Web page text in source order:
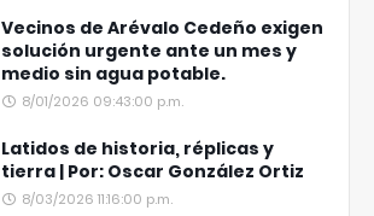
Vecinos de Arévalo Cedeño exigen
solución urgente ante un mes y
medio sin agua potable.
8/01/2026 09:43:00 p.m.
Latidos de historia, réplicas y
tierra | Por: Oscar González Ortiz
8/03/2026 11:16:00 p.m.